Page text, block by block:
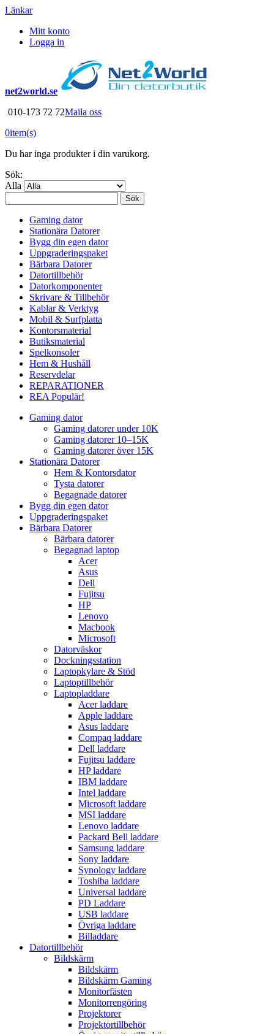
Länkar
Mitt konto
Logga in
net2world.se
010-173 72 72Maila oss
0item(s)
Du har inga produkter i din varukorg.
Sök:
Alla
Sök
Gaming dator
Stationära Datorer
Bygg din egen dator
Uppgraderingspaket
Bärbara Datorer
Datortillbehör
Datorkomponenter
Skrivare & Tillbehör
Kablar & Verktyg
Mobil & Surfplatta
Kontorsmaterial
Butiksmaterial
Spelkonsoler
Hem & Hushåll
Reservdelar
REPARATIONER
REA Populär!
Gaming dator
Gaming datorer under 10K
Gaming datorer 10–15K
Gaming datorer över 15K
Stationära Datorer
Hem & Kontorsdator
Tysta datorer
Begagnade datorer
Bygg din egen dator
Uppgraderingspaket
Bärbara Datorer
Bärbara datorer
Begagnad laptop
Acer
Asus
Dell
Fujitsu
HP
Lenovo
Macbook
Microsoft
Datorväskor
Dockningsstation
Laptopkylare & Stöd
Laptoptillbehör
Laptopladdare
Acer laddare
Apple laddare
Asus laddare
Compaq laddare
Dell laddare
Fujitsu laddare
HP laddare
IBM laddare
Intel laddare
Microsoft laddare
MSI laddare
Lenovo laddare
Packard Bell laddare
Samsung laddare
Sony laddare
Synology laddare
Toshiba laddare
Universal laddare
PD Laddare
USB laddare
Övriga laddare
Billaddare
Datortillbehör
Bildskärm
Bildskärm
Bildskärm Gaming
Monitorfästen
Monitorrengöring
Projektorer
Projektortillbehör